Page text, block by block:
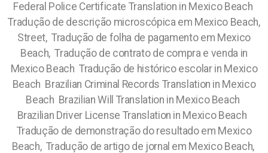
Federal Police Certificate Translation in Mexico Beach
Tradução de descrição microscópica em Mexico Beach,
Street, Tradução de folha de pagamento em Mexico
Beach, Tradução de contrato de compra e venda in
Mexico Beach Tradução de histórico escolar in Mexico
Beach Brazilian Criminal Records Translation in Mexico
Beach Brazilian Will Translation in Mexico Beach
Brazilian Driver License Translation in Mexico Beach
Tradução de demonstração do resultado em Mexico
Beach, Tradução de artigo de jornal em Mexico Beach,